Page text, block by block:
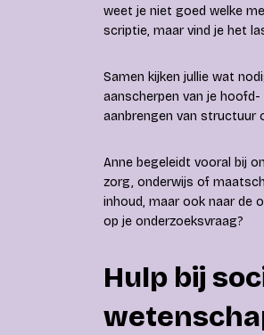
weet je niet goed welke
scriptie, maar vind je het
Samen kijken jullie wat
aanscherpen van je
aanbrengen van structuur
Anne begeleidt vooral bij
zorg, onderwijs of
inhoud, maar ook naar de
op je onderzoeksvraag?
Hulp bij